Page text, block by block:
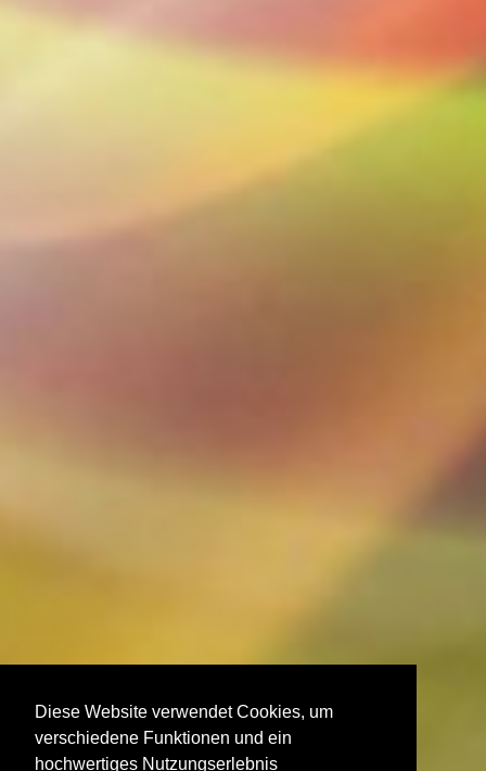
Diese Website verwendet Cookies, um
verschiedene Funktionen und ein
hochwertiges Nutzungserlebnis